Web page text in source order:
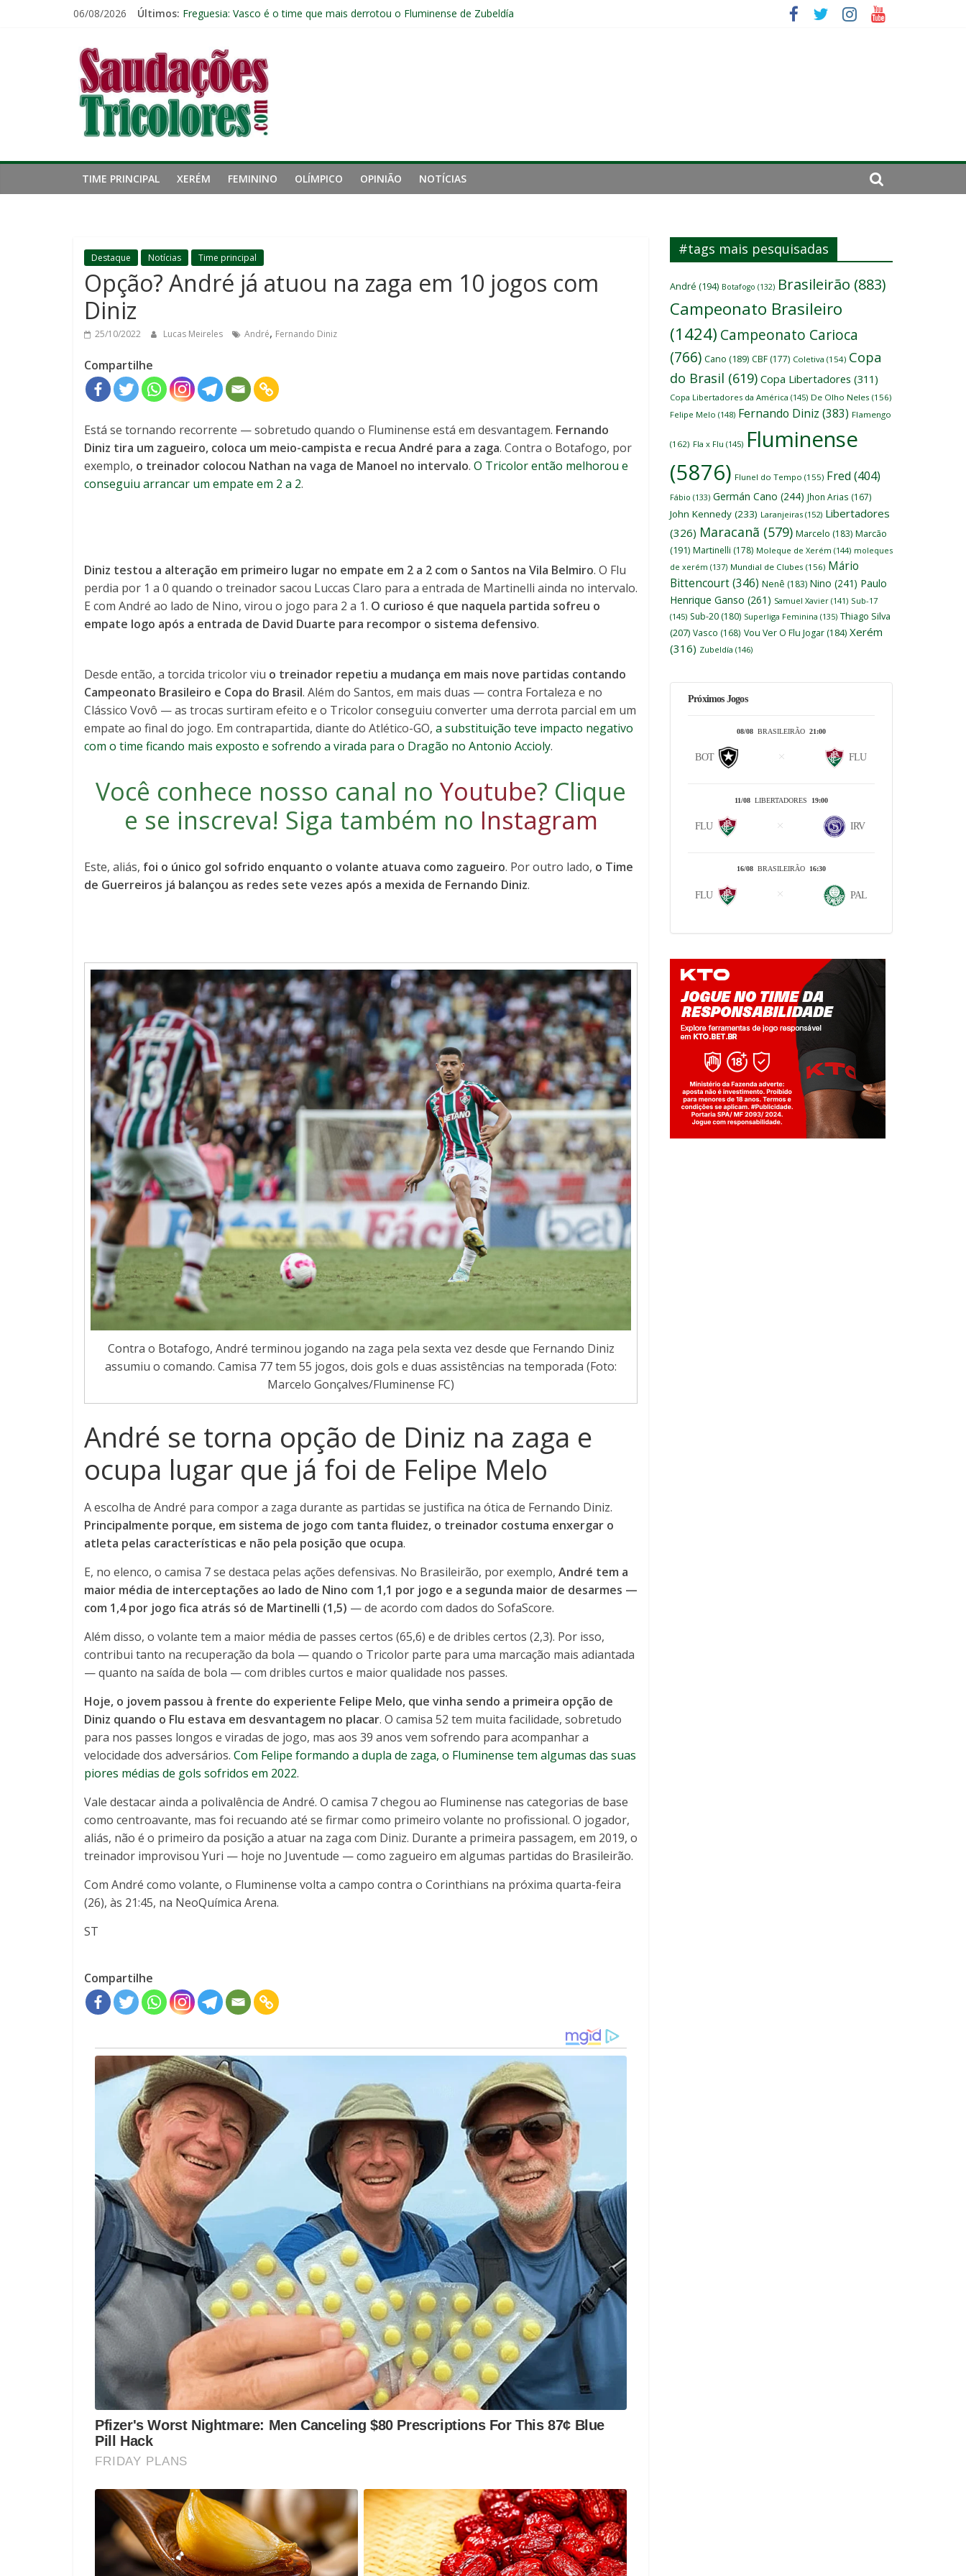
06/08/2026 Últimos: Freguesia: Vasco é o time que mais derrotou o Fluminense de Zubeldía
Fluminense chega a seis jogos sem vencer após eliminação para o Vasco
Pressão aumenta, mas diretoria do Fluminense não debate saída de Zubeldía após eliminação
Saudações
Tricolores
TIME PRINCIPAL XERÉM FEMININO OLÍMPICO OPINIÃO NOTÍCIAS
Destaque Notícias Time principal
Opção? André já atuou na zaga em 10 jogos com
Diniz
25/10/2022 Lucas Meireles André, Fernando Diniz
Compartilhe
Está se tornando recorrente — sobretudo quando o Fluminense está em desvantagem. Fernando
Diniz tira um zagueiro, coloca um meio-campista e recua André para a zaga. Contra o Botafogo, por
exemplo, o treinador colocou Nathan na vaga de Manoel no intervalo. O Tricolor então melhorou e
conseguiu arrancar um empate em 2 a 2.
Diniz testou a alteração em primeiro lugar no empate em 2 a 2 com o Santos na Vila Belmiro. O Flu
perdia por 1 a 0 quando o treinador sacou Luccas Claro para a entrada de Martinelli ainda no intervalo.
E com André ao lado de Nino, virou o jogo para 2 a 1. O curioso é que naquela partida sofreu o
empate logo após a entrada de David Duarte para recompor o sistema defensivo.
Desde então, a torcida tricolor viu o treinador repetiu a mudança em mais nove partidas contando
Campeonato Brasileiro e Copa do Brasil. Além do Santos, em mais duas — contra Fortaleza e no
Clássico Vovô — as trocas surtiram efeito e o Tricolor conseguiu converter uma derrota parcial em um
empate ao final do jogo. Em contrapartida, diante do Atlético-GO, a substituição teve impacto negativo
com o time ficando mais exposto e sofrendo a virada para o Dragão no Antonio Accioly.
Você conhece nosso canal no Youtube? Clique
e se inscreva! Siga também no Instagram
Este, aliás, foi o único gol sofrido enquanto o volante atuava como zagueiro. Por outro lado, o Time
de Guerreiros já balançou as redes sete vezes após a mexida de Fernando Diniz.
Contra o Botafogo, André terminou jogando na zaga pela sexta vez desde que Fernando Diniz
assumiu o comando. Camisa 77 tem 55 jogos, dois gols e duas assistências na temporada (Foto:
Marcelo Gonçalves/Fluminense FC)
André se torna opção de Diniz na zaga e
ocupa lugar que já foi de Felipe Melo
A escolha de André para compor a zaga durante as partidas se justifica na ótica de Fernando Diniz.
Principalmente porque, em sistema de jogo com tanta fluidez, o treinador costuma enxergar o
atleta pelas características e não pela posição que ocupa.
E, no elenco, o camisa 7 se destaca pelas ações defensivas. No Brasileirão, por exemplo, André tem a
maior média de interceptações ao lado de Nino com 1,1 por jogo e a segunda maior de desarmes —
com 1,4 por jogo fica atrás só de Martinelli (1,5) — de acordo com dados do SofaScore.
Além disso, o volante tem a maior média de passes certos (65,6) e de dribles certos (2,3). Por isso,
contribui tanto na recuperação da bola — quando o Tricolor parte para uma marcação mais adiantada
— quanto na saída de bola — com dribles curtos e maior qualidade nos passes.
Hoje, o jovem passou à frente do experiente Felipe Melo, que vinha sendo a primeira opção de
Diniz quando o Flu estava em desvantagem no placar. O camisa 52 tem muita facilidade, sobretudo
para nos passes longos e viradas de jogo, mas aos 39 anos vem sofrendo para acompanhar a
velocidade dos adversários. Com Felipe formando a dupla de zaga, o Fluminense tem algumas das suas
piores médias de gols sofridos em 2022.
Vale destacar ainda a polivalência de André. O camisa 7 chegou ao Fluminense nas categorias de base
como centroavante, mas foi recuando até se firmar como primeiro volante no profissional. O jogador,
aliás, não é o primeiro da posição a atuar na zaga com Diniz. Durante a primeira passagem, em 2019, o
treinador improvisou Yuri — hoje no Juventude — como zagueiro em algumas partidas do Brasileirão.
Com André como volante, o Fluminense volta a campo contra o Corinthians na próxima quarta-feira
(26), às 21:45, na NeoQuímica Arena.
ST
Compartilhe
#tags mais pesquisadas
André (194) Botafogo (132) Brasileirão (883)
Campeonato Brasileiro
(1424) Campeonato Carioca
(766) Cano (189) CBF (177) Coletiva (154) Copa
do Brasil (619) Copa Libertadores (311)
Copa Libertadores da América (145) De Olho Neles (156)
Felipe Melo (148) Fernando Diniz (383) Flamengo
(162) Fla x Flu (145) Fluminense
(5876) Flunel do Tempo (155) Fred (404)
Fábio (133) Germán Cano (244) Jhon Arias (167)
John Kennedy (233) Laranjeiras (152) Libertadores
(326) Maracanã (579) Marcelo (183) Marcão
(191) Martinelli (178) Moleque de Xerém (144) moleques
de xerém (137) Mundial de Clubes (156) Mário
Bittencourt(346) Nenê (183) Nino (241) Paulo
Henrique Ganso (261) Samuel Xavier (141) Sub-17
(145) Sub-20 (180) Superliga Feminina (135) Thiago Silva
(207) Vasco (168) Vou Ver O Flu Jogar (184) Xerém
(316) Zubeldía (146)
Próximos Jogos
08/08 BRASILEIRÃO 21:00
BOT FLU
11/08 LIBERTADORES 19:00
FLU IRV
16/08 BRASILEIRÃO 16:30
FLU PAL
Jogue com responsabilidade. 18+